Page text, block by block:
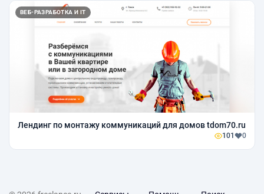
ВЕБ-РАЗРАБОТКА И IT
Лендинг по монтажу коммуникаций для домов tdom70.ru
101 0